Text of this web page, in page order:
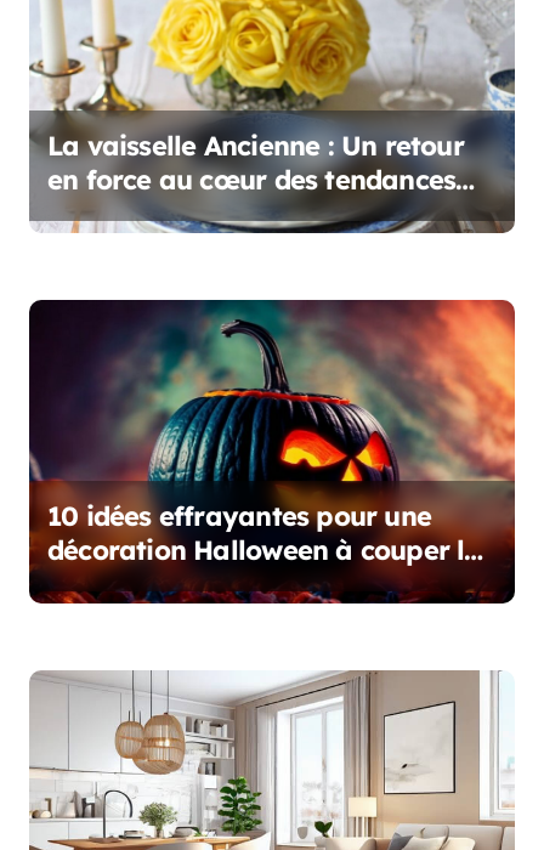
e
l
a
t
l
e
La vaisselle Ancienne : Un retour
en force au cœur des tendances
déco
10 idées effrayantes pour une
décoration Halloween à couper le
souffle